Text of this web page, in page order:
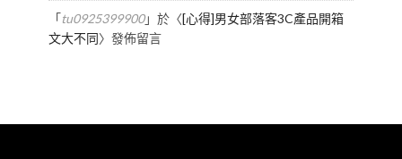
「tu0925399900」於〈[心得]男女部落客3C產品開箱
文大不同〉發佈留言